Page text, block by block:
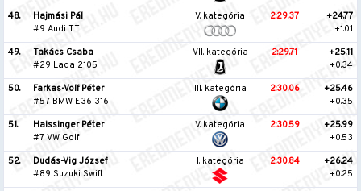
48.
Hajmási Pál
#9 Audi TT
V. kategória 2:29.37
+24.77
+1.01
49.
Takács Csaba
#29 Lada 2105
VII. kategória 2:29.71
+25.11
+0.34
50.
Farkas-Volf Péter
#57 BMW E36 316i
III. kategória 2:30.06
+25.46
+0.35
51.
Haissinger Péter
#7 VW Golf
V. kategória 2:30.59
+25.99
+0.53
52.
Dudás-Vig József
#89 Suzuki Swift
I. kategória 2:30.84
+26.24
+0.25